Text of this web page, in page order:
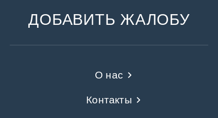
ДОБАВИТЬ ЖАЛОБУ
О нас
Контакты